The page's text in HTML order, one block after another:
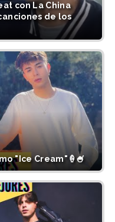
con La China
de los
"Ice Cream"🍦🍧